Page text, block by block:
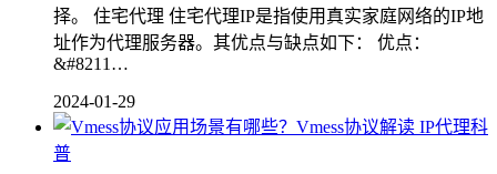
择。 住宅代理 住宅代理IP是指使用真实家庭网络的IP地
址作为代理服务器。其优点与缺点如下： 优点：
&#8211…
2024-01-29
IP代理科
普